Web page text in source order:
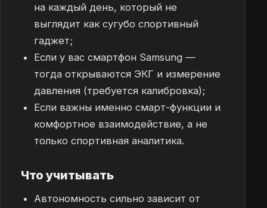
на каждый день, который не
выглядит как сугубо спортивный
гаджет;
Если у вас смартфон Samsung —
тогда открываются ЭКГ и измерение
давления (требуется калибровка);
Если важны именно смарт-функции и
комфортное взаимодействие, а не
только спортивная аналитика.
Что учитывать
Автономность сильно зависит от